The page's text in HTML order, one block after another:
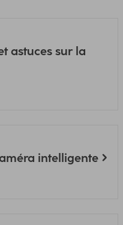
astuces sur la
intelligente